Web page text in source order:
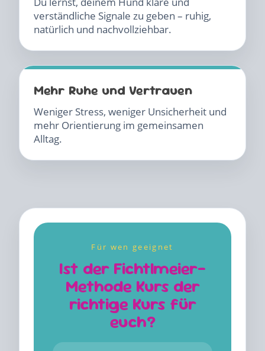
verständliche Signale zu geben – ruhig,
natürlich und nachvollziehbar.
Mehr Ruhe und Vertrauen
Weniger Stress, weniger Unsicherheit und
mehr Orientierung im gemeinsamen
Alltag.
Für wen geeignet
Ist der Fichtlmeier-
Methode Kurs der
richtige Kurs für
euch?